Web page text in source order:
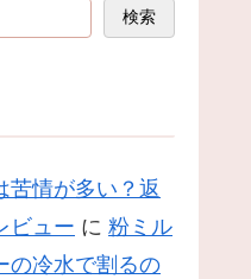
検索
苦情が多い？返
ビュー に 粉ミル
の冷水で割るの